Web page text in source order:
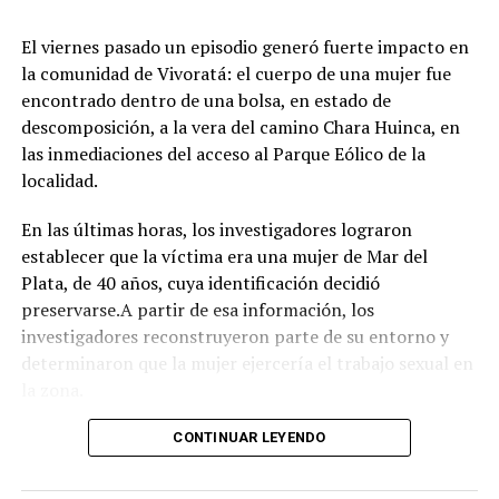
arboledas y dejarse tentar por una taza de chocolate
caliente mientras se disfruta de buena música es el plan
perfecto para escaparse de la rutina este fin de semana
largo.
INFORMACIÓN GENERAL DEL EVENTO
Evento: 30° Fiesta Nacional del Chocolate Artesanal
(ChocoGesell)
Fecha: Fin de semana largo del 17 de Agosto de 2026
Horario: De 11:00 a 21:00 hs.
Lugar: Pinar del Norte (Alameda 202 y Calle 303, Villa
Gesell)
visitantes
El viernes pasado un episodio generó fuerte impacto en
la comunidad de Vivoratá: el cuerpo de una mujer fue
encontrado dentro de una bolsa, en estado de
descomposición, a la vera del camino Chara Huinca, en
las inmediaciones del acceso al Parque Eólico de la
localidad.
En las últimas horas, los investigadores lograron
establecer que la víctima era una mujer de Mar del
Plata, de 40 años, cuya identificación decidió
preservarse.A partir de esa información, los
investigadores reconstruyeron parte de su entorno y
determinaron que la mujer ejercería el trabajo sexual en
Según el portal Mi8, pese a que la escena donde fue
compatibles con un homicidio, el fiscal Ramiro Anchou
CONTINUAR LEYENDO